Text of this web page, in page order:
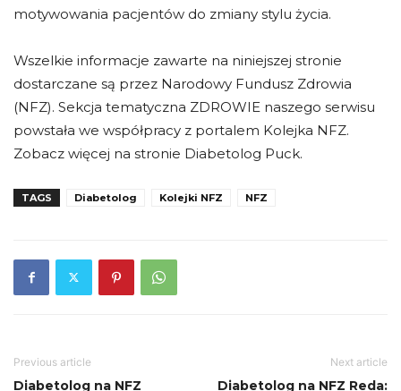
motywowania pacjentów do zmiany stylu życia.
Wszelkie informacje zawarte na niniejszej stronie
dostarczane są przez Narodowy Fundusz Zdrowia
(NFZ). Sekcja tematyczna ZDROWIE naszego serwisu
powstała we współpracy z portalem Kolejka NFZ.
Zobacz więcej na stronie Diabetolog Puck.
TAGS Diabetolog Kolejki NFZ NFZ
Previous article
Diabetolog na NFZ
Next article
Diabetolog na NFZ Reda: